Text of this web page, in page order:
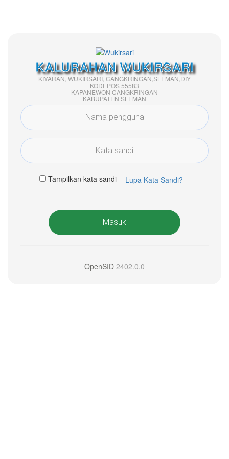
KALURAHAN WUKIRSARI
KIYARAN, WUKIRSARI, CANGKRINGAN,SLEMAN,DIY
KODEPOS 55583
KAPANEWON CANGKRINGAN
KABUPATEN SLEMAN
Tampilkan kata sandi Lupa Kata Sandi?
Masuk
OpenSID 2402.0.0